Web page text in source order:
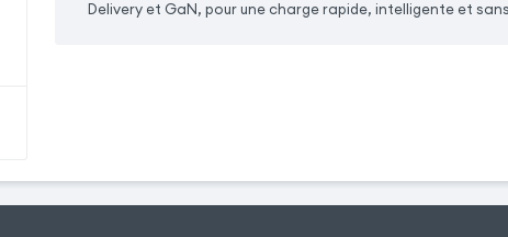
Delivery et GaN, pour une charge rapide, intelligente et